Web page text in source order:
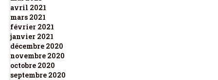
avril 2021
mars 2021
février 2021
janvier 2021
décembre 2020
novembre 2020
octobre 2020
septembre 2020